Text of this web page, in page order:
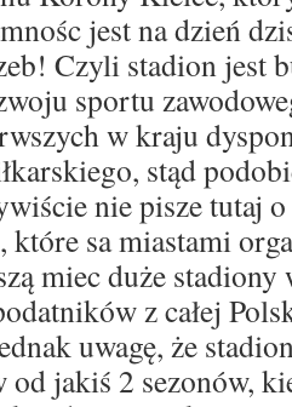
jest na dzień
Czyli stadion jest
sportu
w kraju
stąd
nie pisze tutaj
które sa miastami
miec duże stadiony
z całej
uwagę, że
jakiś 2 sezonów,